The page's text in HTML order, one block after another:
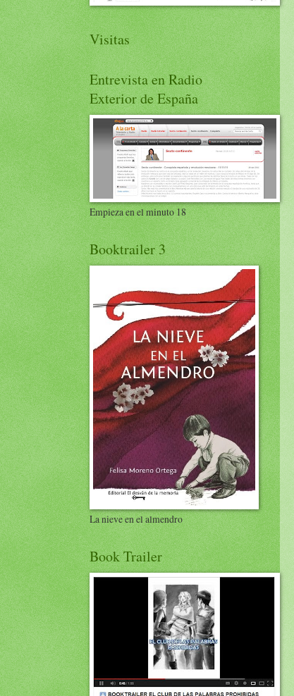
Visitas
Entrevista en Radio
Exterior de España
Empieza en el minuto 18
Booktrailer 3
La nieve en el almendro
Book Trailer